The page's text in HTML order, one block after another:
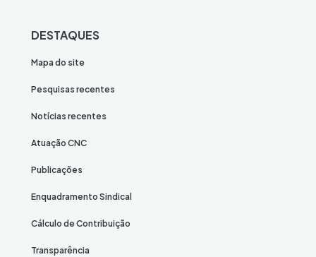
DESTAQUES
Mapa do site
Pesquisas recentes
Notícias recentes
Atuação CNC
Publicações
Enquadramento Sindical
Cálculo de Contribuição
Transparência